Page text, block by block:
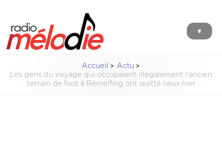
▼
Accueil
Actu
Les gens du voyage qui occupaient illégalement l’ancien
terrain de foot à Rémelfing ont quitté lieux hier